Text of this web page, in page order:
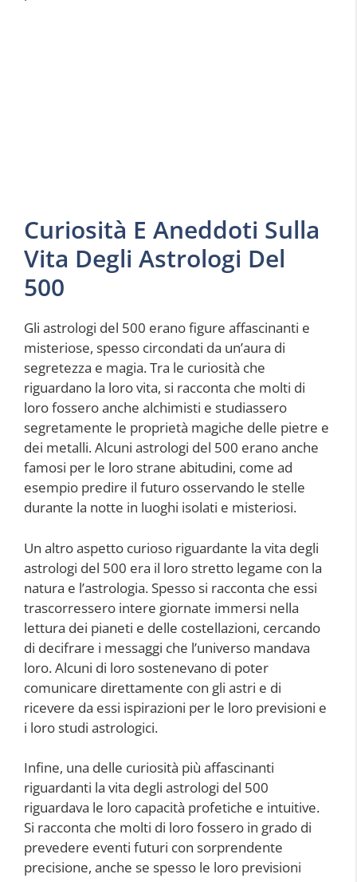
Curiosità E Aneddoti Sulla
Vita Degli Astrologi Del
500
Gli astrologi del 500 erano figure affascinanti e
misteriose, spesso circondati da un’aura di
segretezza e magia. Tra le curiosità che
riguardano la loro vita, si racconta che molti di
loro fossero anche alchimisti e studiassero
segretamente le proprietà magiche delle pietre e
dei metalli. Alcuni astrologi del 500 erano anche
famosi per le loro strane abitudini, come ad
esempio predire il futuro osservando le stelle
durante la notte in luoghi isolati e misteriosi.
Un altro aspetto curioso riguardante la vita degli
astrologi del 500 era il loro stretto legame con la
natura e l’astrologia. Spesso si racconta che essi
trascorressero intere giornate immersi nella
lettura dei pianeti e delle costellazioni, cercando
di decifrare i messaggi che l’universo mandava
loro. Alcuni di loro sostenevano di poter
comunicare direttamente con gli astri e di
ricevere da essi ispirazioni per le loro previsioni e
i loro studi astrologici.
Infine, una delle curiosità più affascinanti
riguardanti la vita degli astrologi del 500
riguardava le loro capacità profetiche e intuitive.
Si racconta che molti di loro fossero in grado di
prevedere eventi futuri con sorprendente
precisione, anche se spesso le loro previsioni